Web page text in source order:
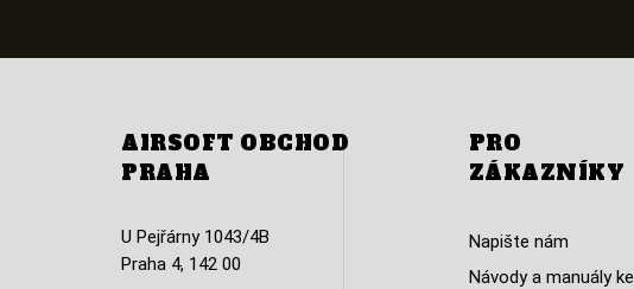
AIRSOFT OBCHOD
PRAHA
U Pejřárny 1043/4B
Praha 4, 142 00
PRO
ZÁKAZNÍKY
Napište nám
Návody a manuály ke